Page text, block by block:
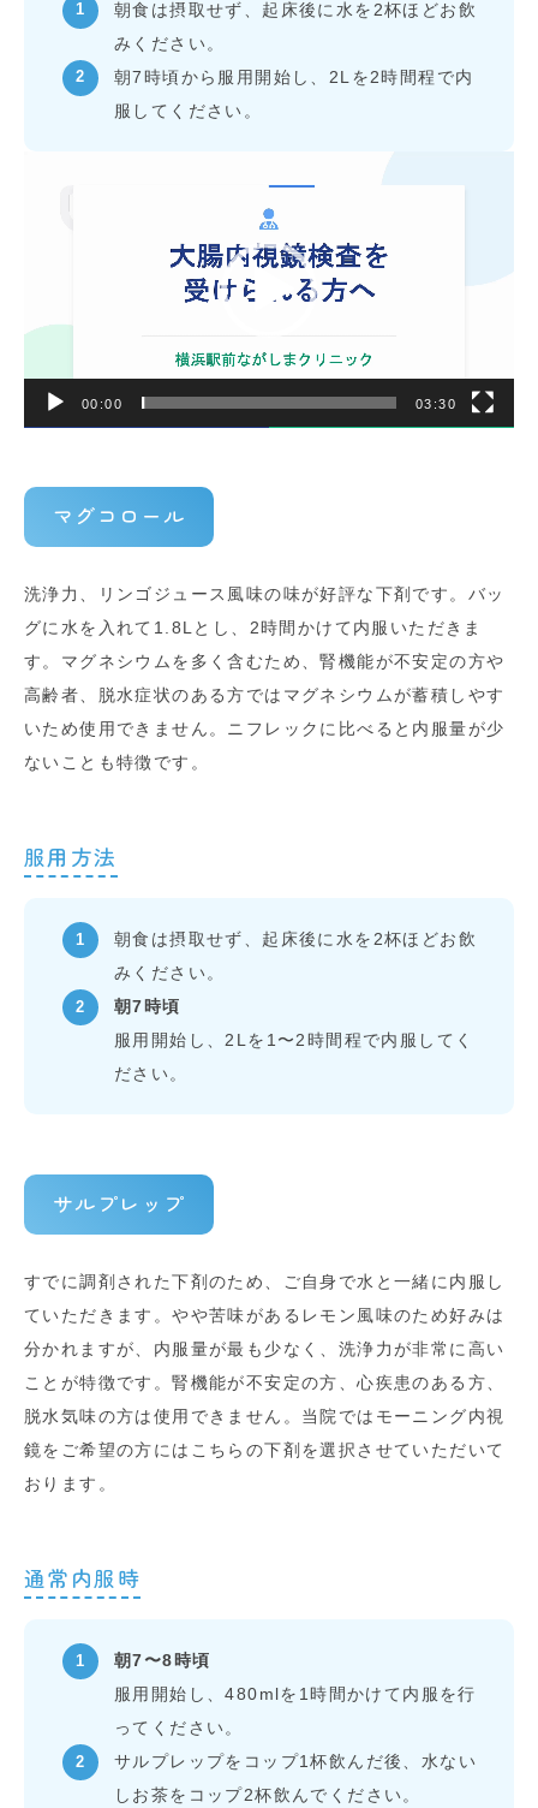
朝食は摂取せず、起床後に水を2杯ほどお飲
みください。
朝7時頃から服用開始し、2Lを2時間程で内
服してください。
ヤ
00:00 03:30
マグコロール
洗浄力、リンゴジュース風味の味が好評な下剤です。バッ
グに水を入れて1.8Lとし、2時間かけて内服いただきま
す。マグネシウムを多く含むため、腎機能が不安定の方や
高齢者、脱水症状のある方ではマグネシウムが蓄積しやす
いため使用できません。ニフレックに比べると内服量が少
ないことも特徴です。
服用方法
朝食は摂取せず、起床後に水を2杯ほどお飲
みください。
朝7時頃
服用開始し、2Lを1〜2時間程で内服してく
ださい。
サルプレップ
すでに調剤された下剤のため、ご自身で水と一緒に内服し
ていただきます。やや苦味があるレモン風味のため好みは
分かれますが、内服量が最も少なく、洗浄力が非常に高い
ことが特徴です。腎機能が不安定の方、心疾患のある方、
脱水気味の方は使用できません。当院ではモーニング内視
鏡をご希望の方にはこちらの下剤を選択させていただいて
おります。
通常内服時
朝7〜8時頃
服用開始し、480mlを1時間かけて内服を行
ってください。
サルプレップをコップ1杯飲んだ後、水ない
しお茶をコップ2杯飲んでください。